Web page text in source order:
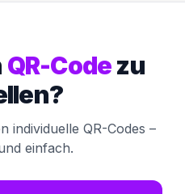
QR-Codezu
individuelle QR-Codes –
einfach.